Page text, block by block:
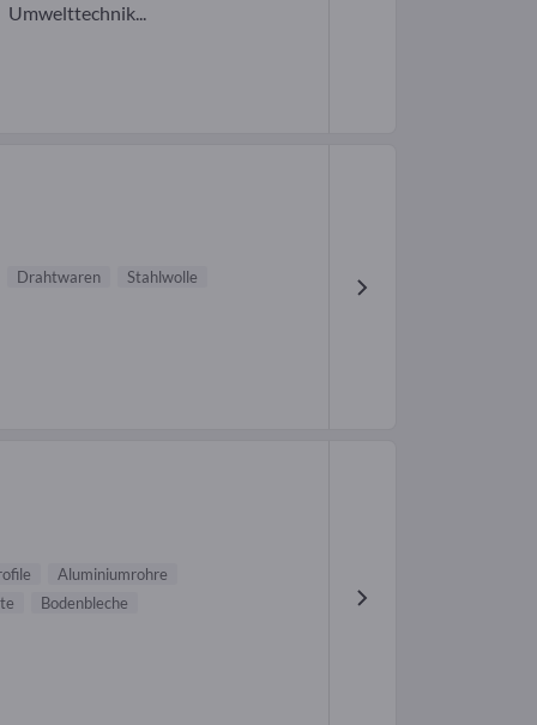
Umwelttechnik...
Drahtwaren Stahlwolle
Aluminiumrohre
Bodenbleche